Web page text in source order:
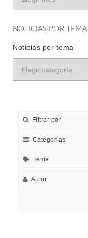
NOTICIAS POR TEMA
Noticias por tema
Filtrar por
Categorias
Tema
Autor